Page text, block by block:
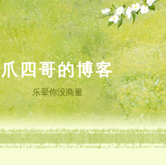
爪四哥的博客
乐晕你没商量